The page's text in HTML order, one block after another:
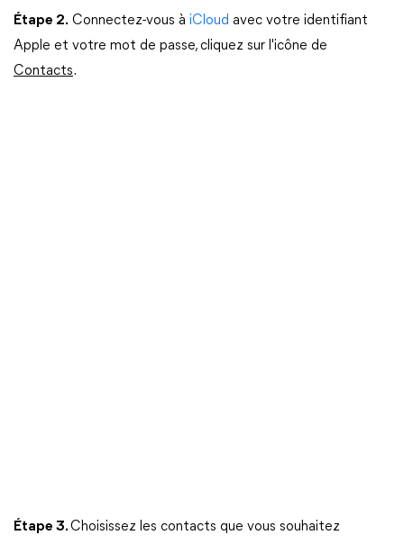
Étape 2. Connectez-vous à iCloud avec votre identifiant
Apple et votre mot de passe, cliquez sur l'icône de
Contacts.
Étape 3.Choisissez les contacts que vous souhaitez